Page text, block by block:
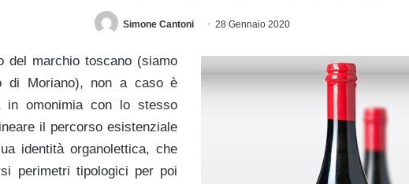
Simone Cantoni 28 Gennaio 2020
del marchio toscano (siamo
di Moriano), non a caso è
in omonimia con lo stesso
il percorso esistenziale
identità organolettica, che
perimetri tipologici per poi